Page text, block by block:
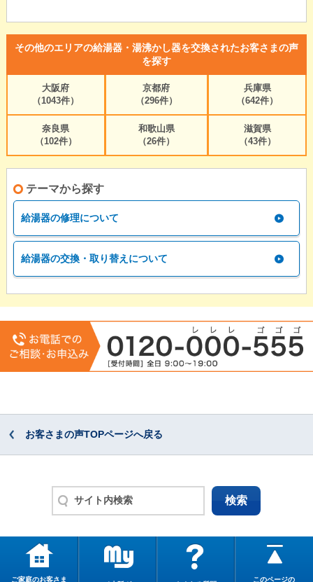
その他のエリアの給湯器・湯沸かし器を交換されたお客さまの声
を探す
大阪府
（1043件）
京都府
（296件）
兵庫県
（642件）
奈良県
（102件）
和歌山県
（26件）
滋賀県
（43件）
テーマから探す
給湯器の修理について
給湯器の交換・取り替えについて
お客さまの声TOPページへ戻る
ご家庭のお客さま このページの